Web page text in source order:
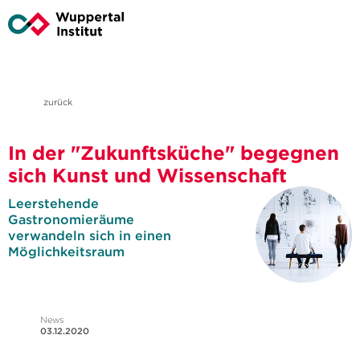
zurück
In der "Zukunftsküche" begegnen
sich Kunst und Wissenschaft
Leerstehende
Gastronomieräume
verwandeln sich in einen
Möglichkeitsraum
News
03.12.2020